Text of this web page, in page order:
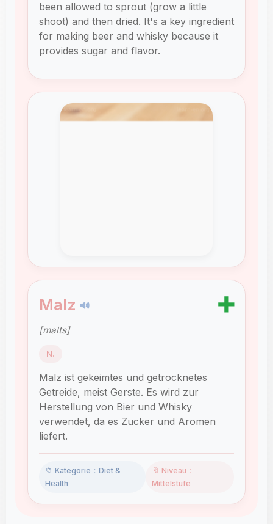
been allowed to sprout (grow a little
shoot) and then dried. It's a key ingredient
for making beer and whisky because it
provides sugar and flavor.
Malz 🔊 ➕
[malts]
N.
Malz ist gekeimtes und getrocknetes
Getreide, meist Gerste. Es wird zur
Herstellung von Bier und Whisky
verwendet, da es Zucker und Aromen
liefert.
📁 Kategorie：Diet &
Health
🔖 Niveau：
Mittelstufe